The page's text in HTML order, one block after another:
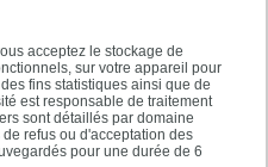
acceptez le stockage de
sur votre appareil pour
fins statistiques ainsi que de
est responsable de traitement
sont détaillés par domaine
refus ou d'acceptation des
pour une durée de 6